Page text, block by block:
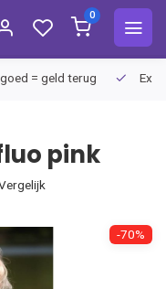
0
= geld terug
pink
-70%